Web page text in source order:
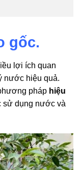
gốc.
lợi ích quan
nước hiệu quả.
pháp hiệu
sử dụng nước và